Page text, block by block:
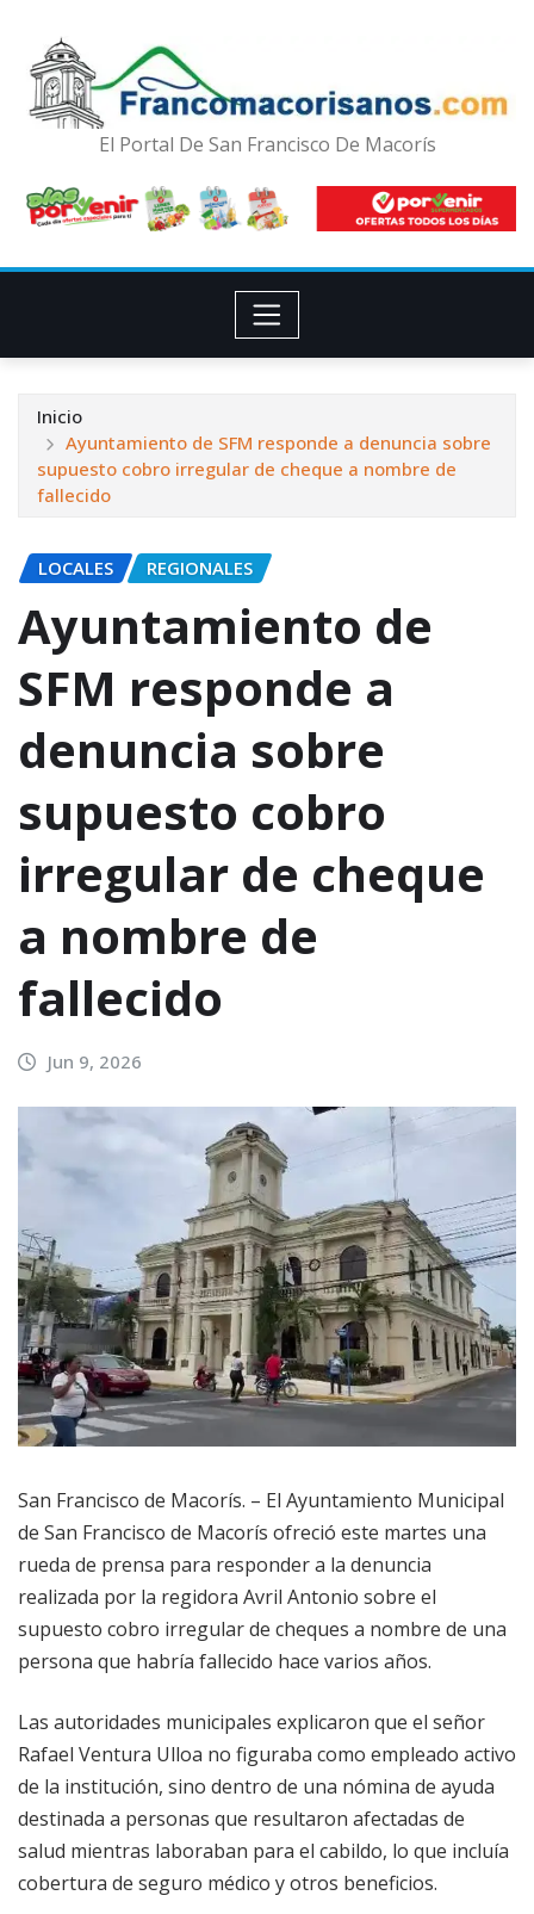
El Portal De San Francisco De Macorís
Inicio
Ayuntamiento de SFM responde a denuncia sobre
supuesto cobro irregular de cheque a nombre de
fallecido
LOCALES REGIONALES
Ayuntamiento de
SFM responde a
denuncia sobre
supuesto cobro
irregular de cheque
a nombre de
fallecido
Jun 9, 2026
San Francisco de Macorís. – El Ayuntamiento Municipal
de San Francisco de Macorís ofreció este martes una
rueda de prensa para responder a la denuncia
realizada por la regidora Avril Antonio sobre el
supuesto cobro irregular de cheques a nombre de una
persona que habría fallecido hace varios años.
Las autoridades municipales explicaron que el señor
Rafael Ventura Ulloa no figuraba como empleado activo
de la institución, sino dentro de una nómina de ayuda
destinada a personas que resultaron afectadas de
salud mientras laboraban para el cabildo, lo que incluía
cobertura de seguro médico y otros beneficios.